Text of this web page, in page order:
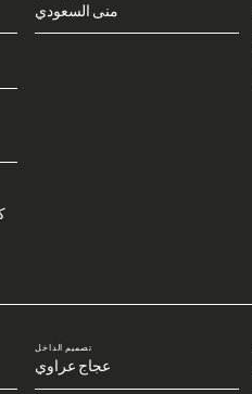
منى السعودي
تصميم الداخل
عجاج عراوي